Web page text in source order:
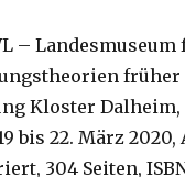
–
früher
Kloster Dalheim,
bis 22. März 2020,
304 Seiten,